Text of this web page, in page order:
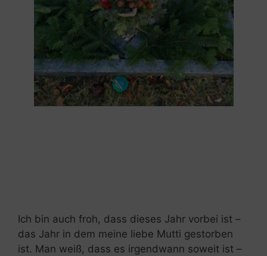
Ich bin auch froh, dass dieses Jahr vorbei ist –
das Jahr in dem meine liebe Mutti gestorben
ist. Man weiß, dass es irgendwann soweit ist –